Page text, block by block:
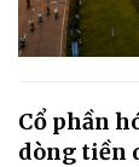
Cổ phần
dòng tiền